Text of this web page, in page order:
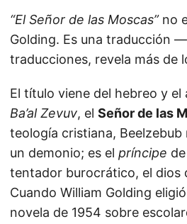
“El Señor de las Moscas”no
Golding. Es una traducción
traducciones, revela más de
El título viene del hebreo y el
Ba’al Zevuv, el Señor de las
teología cristiana, Beelzebub
un demonio; es el príncipe
tentador burocrático, el dios
Cuando William Golding
novela de 1954 sobre